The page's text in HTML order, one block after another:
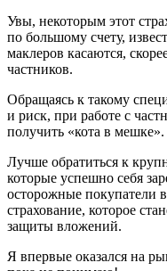
Увы, некоторым этот
по большому счету,
маклеров касаются,
частников.
Обращаясь к такому
и риск, при работе с
получить «кота в мешке».
Лучше обратиться к
которые успешно себя
осторожные покупатели
страхование, которое
защиты вложений.
Я впервые оказался на